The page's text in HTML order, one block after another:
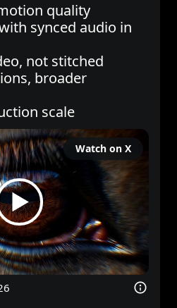
quality
synced audio in
not stitched
broader
scale
Watch on X